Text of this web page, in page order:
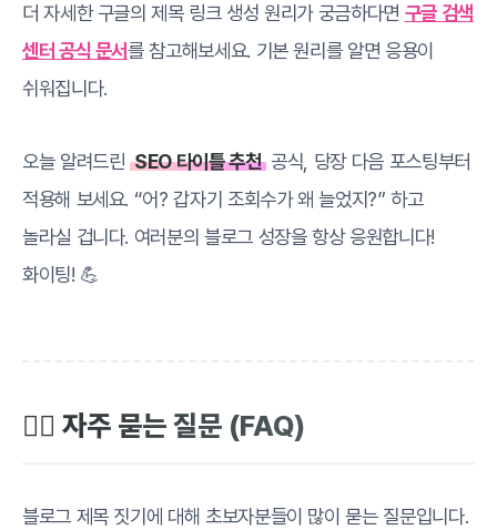
더 자세한 구글의 제목 링크 생성 원리가 궁금하다면 구글 검색
센터 공식 문서를 참고해보세요. 기본 원리를 알면 응용이
쉬워집니다.
오늘 알려드린SEO 타이틀 추천공식, 당장 다음 포스팅부터
적용해 보세요. “어? 갑자기 조회수가 왜 늘었지?” 하고
놀라실 겁니다. 여러분의 블로그 성장을 항상 응원합니다!
화이팅! 💪
🙋‍♂️ 자주 묻는 질문 (FAQ)
블로그 제목 짓기에 대해 초보자분들이 많이 묻는 질문입니다.